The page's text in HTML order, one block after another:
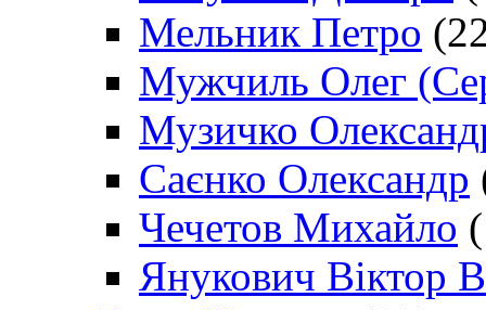
Мельник Петро
Мужчиль Олег
Музичко
Саєнко Олександр
Чечетов Михайло
Янукович Віктор